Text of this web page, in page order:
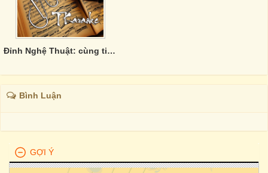
Đỉnh Nghệ Thuật: cùng tiêu điểm - khác góc tới.
Bình Luận
GỢI Ý